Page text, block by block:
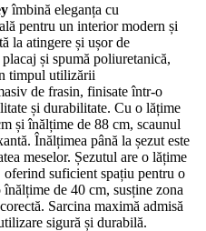
îmbină eleganța cu
pentru un interior modern și
la atingere și ușor de
și spumă poliuretanică,
timpul utilizării
de frasin, finisate într-o
și durabilitate. Cu o lățime
și înălțime de 88 cm, scaunul
Înălțimea până la șezut este
meselor. Șezutul are o lățime
suficient spațiu pentru o
de 40 cm, susține zona
Sarcina maximă admisă
sigură și durabilă.